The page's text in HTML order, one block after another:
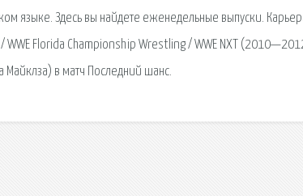
языке. Здесь вы найдете еженедельные выпуски.
Florida Championship Wrestling / WWE NXT
Майклза) в матч Последний шанс.